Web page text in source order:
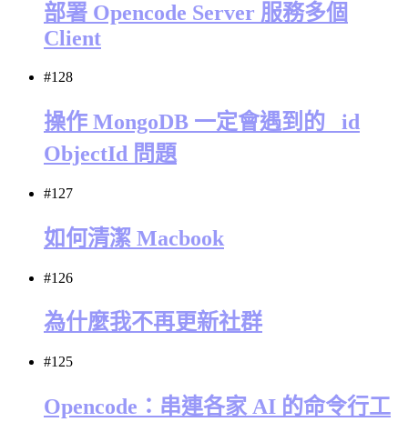
部署 Opencode Server 服務多個
Client
#128
操作 MongoDB 一定會遇到的 _id
ObjectId 問題
#127
如何清潔 Macbook
#126
為什麼我不再更新社群
#125
Opencode：串連各家 AI 的命令行工